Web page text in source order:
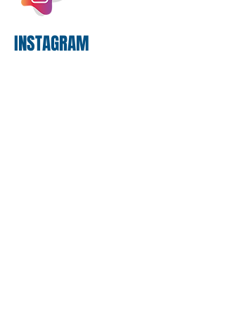
proposta
INSTAGRAM